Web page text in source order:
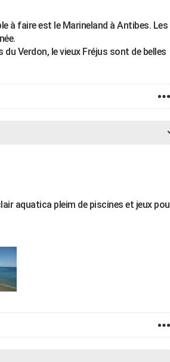
à faire est le Marineland à Antibes. Les
Verdon, le vieux Fréjus sont de belles
aquatica pleim de piscines et jeux pou